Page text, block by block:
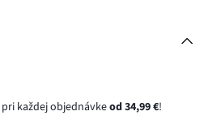
pri každej objednávkeod 34,99 €!